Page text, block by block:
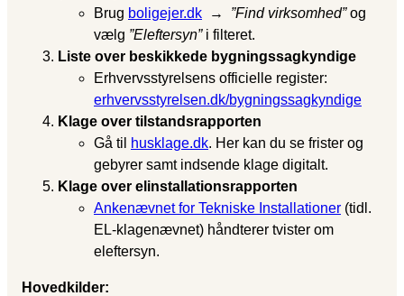
Brug boligejer.dk → ”Find virksomhed”og
vælg ”Eleftersyn”i filteret.
Liste over beskikkede bygningssagkyndige
Erhvervsstyrelsens officielle register:
erhvervsstyrelsen.dk/bygningssagkyndige
Klage over tilstandsrapporten
Gå til
husklage.dk. Her kan du se frister og
gebyrer samt indsende klage digitalt.
Klage over elinstallationsrapporten
Ankenævnet for Tekniske Installationer (tidl.
EL-klagenævnet) håndterer tvister om
eleftersyn.
Hovedkilder: